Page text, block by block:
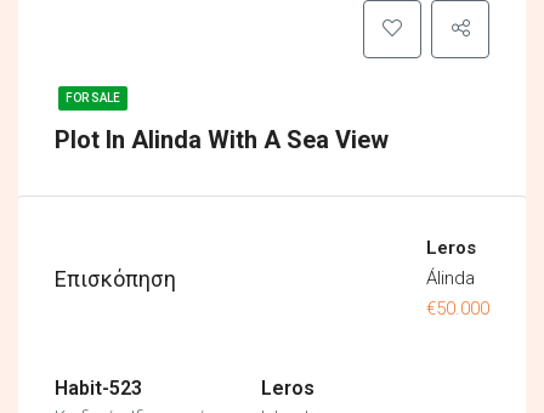
FOR SALE
Plot In Alinda With A Sea View
Επισκόπηση
Leros
Álinda
€50.000
Habit-523 Leros